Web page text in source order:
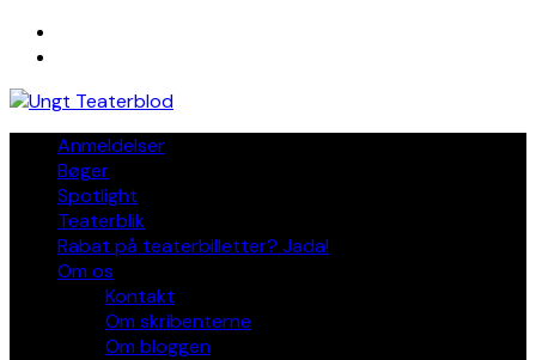
Skip
Anmeldelser
Bøger
Spotlight
Teaterblik
Rabat på teaterbilletter? Jada!
Om os
Kontakt
Om skribenterne
Om bloggen